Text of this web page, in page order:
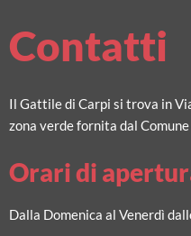
Contatti
Il Gattile di Carpi si trova in
zona verde fornita dal
Orari di
Dalla Domenica al Venerdì